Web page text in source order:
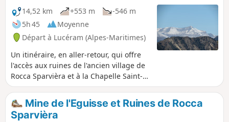
14,52 km
+553 m
-546 m
5h 45
Moyenne
Départ à Lucéram (Alpes-Maritimes)
Un itinéraire, en aller-retour, qui offre
l'accès aux ruines de l'ancien village de
Rocca Sparvièra et à la Chapelle Saint-
Michel, en démarrant du Col de la Porte
et en traversant le Col de l'Autaret, tout
aussi captivant.
Mine de l'Eguisse et Ruines de Rocca
Sparvièra